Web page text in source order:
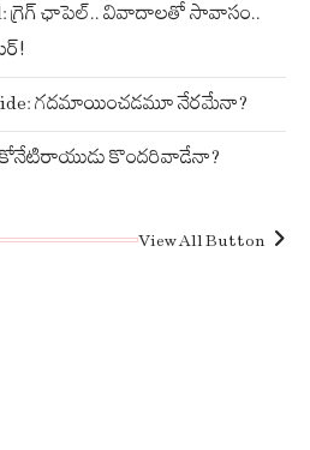
గ్రెగ్ ఛాపెల్.. వివాదాలతో సావాసం..
గదమాయించడమూ నేరమేనా?
కోనేటిరాయుడు కొందరివాడేనా?
View All Button